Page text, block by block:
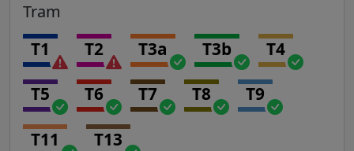
Tram
T1 T2 T3a T3b T4
T5 T6 T7 T8 T9
T11 T13